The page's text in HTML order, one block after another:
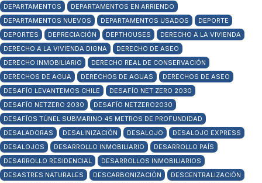
DEPARTAMENTOS
DEPARTAMENTOS EN ARRIENDO
DEPARTAMENTOS NUEVOS
DEPARTAMENTOS USADOS
DEPORTE
DEPORTES
DEPRECIACIÓN DEPTHOUSES
DERECHO A LA VIVIENDA
DERECHO A LA VIVIENDA DIGNA
DERECHO DE ASEO
DERECHO INMOBILIARIO
DERECHO REAL DE CONSERVACIÓN
DERECHOS DE AGUA
DERECHOS DE AGUAS
DERECHOS DE ASEO
DESAFÍO LEVANTEMOS CHILE
DESAFÍO NET ZERO 2030
DESAFÍO NETZERO 2030
DESAFÍO NETZERO2030
DESAFÍOS TÚNEL SUBMARINO 45 METROS DE PROFUNDIDAD
DESALADORAS
DESALINIZACIÓN DESALOJO
DESALOJO EXPRESS
DESALOJOS
DESARROLLO INMOBILIARIO
DESARROLLO PAÍS
DESARROLLO RESIDENCIAL
DESARROLLOS INMOBILIARIOS
DESASTRES NATURALES
DESCARBONIZACIÓN
DESCENTRALIZACIÓN